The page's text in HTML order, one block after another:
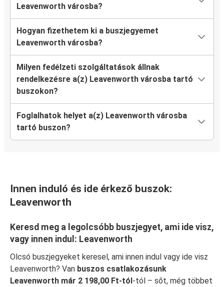
Leavenworth városba?
Hogyan fizethetem ki a buszjegyemet
Leavenworth városba?
Milyen fedélzeti szolgáltatások állnak
rendelkezésre a(z) Leavenworth városba tartó
buszokon?
Foglalhatok helyet a(z) Leavenworth városba
tartó buszon?
Innen induló és ide érkező buszok:
Leavenworth
Keresd meg a legolcsóbb buszjegyet, ami ide visz,
vagy innen indul: Leavenworth
Olcsó buszjegyeket keresel, ami innen indul vagy ide visz
Leavenworth? Van buszos csatlakozásunk
Leavenworth már 2 198,00 Ft-tól -tól – sőt, még többet